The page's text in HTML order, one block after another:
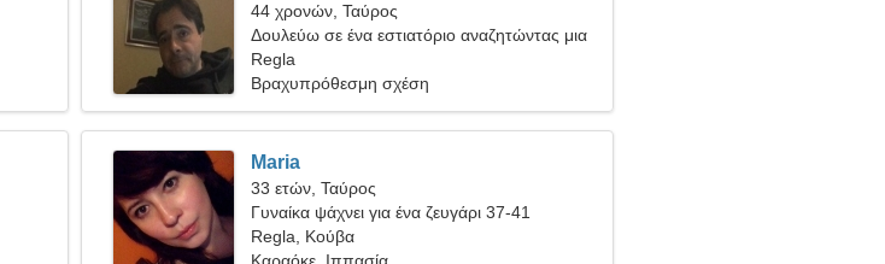
44 χρονών, Ταύρος
Δουλεύω σε ένα εστιατόριο αναζητώντας μια
συναισθηματική γυναίκα
Regla
Βραχυπρόθεσμη σχέση
Maria
33 ετών, Ταύρος
Γυναίκα ψάχνει για ένα ζευγάρι 37-41
Regla, Κούβα